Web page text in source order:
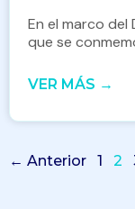
En el marco del
que se
VER MÁS →
← Anterior 1 2